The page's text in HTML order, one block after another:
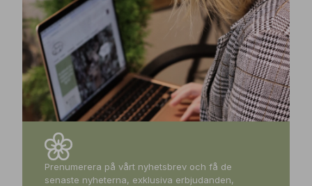
Prenumerera på vårt nyhetsbrev och få de
senaste nyheterna, exklusiva erbjudanden,